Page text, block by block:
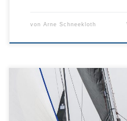
von Arne Schneekloth
Die beiden Wertungsklassen